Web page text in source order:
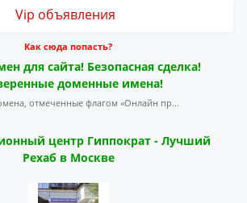
Vip объявления
Как сюда попасть?
для сайта! Безопасная сделка!
доменные имена!
отмеченные флагом «Онлайн пр...
центр Гиппократ - Лучший
Рехаб в Москве